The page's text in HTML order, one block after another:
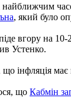
, який було
вгору на
Устенко.
що інфляція
що Кабмін